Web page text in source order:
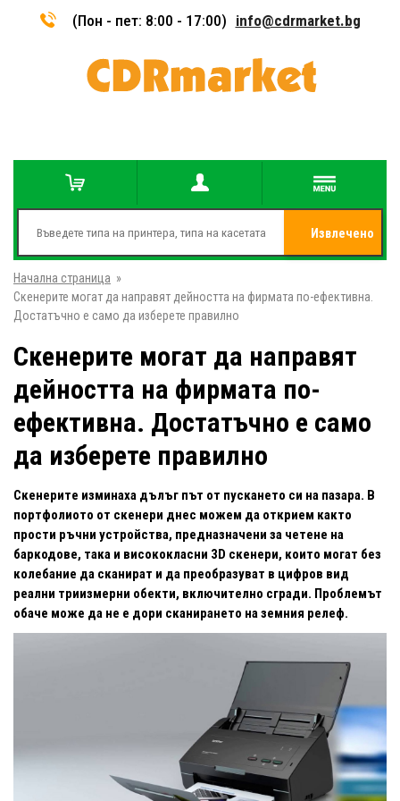
(Пон - пет: 8:00 - 17:00) info@cdrmarket.bg
Извлечено
Начална страница »
Скенерите могат да направят дейността на фирмата по-ефективна.
Достатъчно е само да изберете правилно
Скенерите могат да направят
дейността на фирмата по-
ефективна. Достатъчно е само
да изберете правилно
Скенерите изминаха дълъг път от пускането си на пазара. В
портфолиото от скенери днес можем да открием както
прости ръчни устройства, предназначени за четене на
баркодове, така и висококласни 3D скенери, които могат без
колебание да сканират и да преобразуват в цифров вид
реални триизмерни обекти, включително сгради. Проблемът
обаче може да не е дори сканирането на земния релеф.